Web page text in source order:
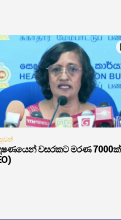
වසරකට මරණ 7000ක්